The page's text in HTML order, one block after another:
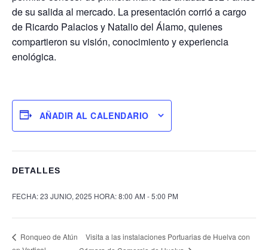
de su salida al mercado. La presentación corrió a cargo
de Ricardo Palacios y Natalio del Álamo, quienes
compartieron su visión, conocimiento y experiencia
enológica.
AÑADIR AL CALENDARIO
DETALLES
FECHA:23 JUNIO, 2025 HORA:8:00 AM - 5:00 PM
Ronqueo de Atún
Visita a las instalaciones Portuarias de Huelva con